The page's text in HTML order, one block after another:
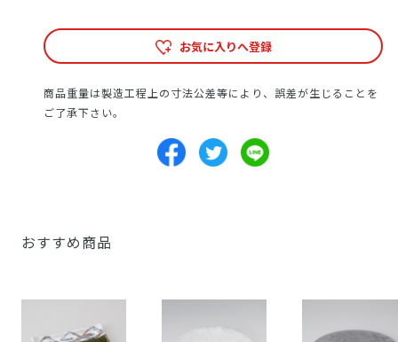
お気に入りへ登録
商品重量は製造工程上の寸法公差等により、誤差が生じることを
ご了承下さい。
おすすめ商品